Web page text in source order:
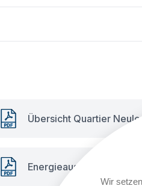
Wir
Übersicht Quartier
Energieausweis Stg. 1